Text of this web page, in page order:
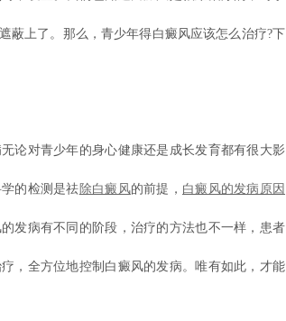
蔽上了。那么，青少年得白癜风应该怎么治疗?下
对青少年的身心健康还是成长发育都有很大影
的检测是祛 除白癜风的前提， 白癜风的发病原因
发病有不同的阶段，治疗的方法也不一样，患者
，全方位地控制白癜风的发病。唯有如此，才能